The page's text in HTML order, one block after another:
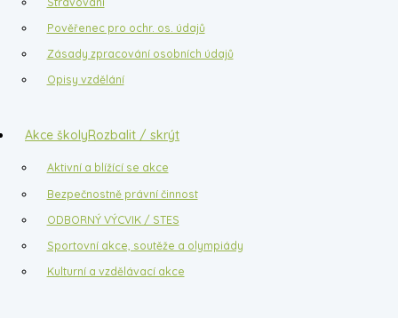
Pověřenec pro ochr. os. údajů
Zásady zpracování osobních údajů
Opisy vzdělání
Akce školyRozbalit / skrýt
Aktivní a blížící se akce
Bezpečnostně právní činnost
ODBORNÝ VÝCVIK / STES
Sportovní akce, soutěže a olympiády
Kulturní a vzdělávací akce